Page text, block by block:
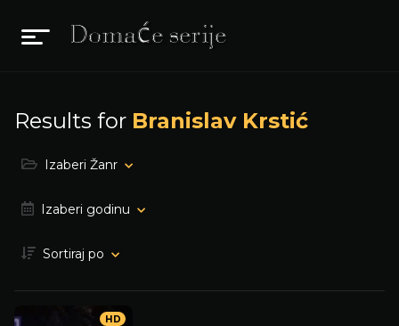
Results for Branislav Krstić
Izaberi Žanr
Izaberi godinu
Sortiraj po
HD